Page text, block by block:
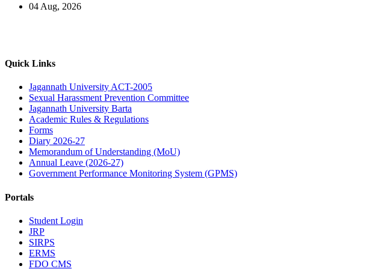
04 Aug, 2026
Quick Links
Jagannath University ACT-2005
Sexual Harassment Prevention Committee
Jagannath University Barta
Academic Rules & Regulations
Forms
Diary 2026-27
Memorandum of Understanding (MoU)
Annual Leave (2026-27)
Government Performance Monitoring System (GPMS)
Portals
Student Login
JRP
SIRPS
ERMS
FDO CMS